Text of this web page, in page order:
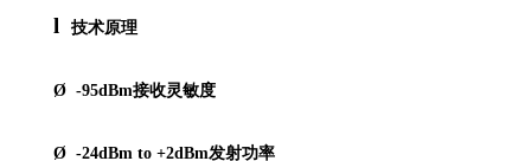
l 技术原理
Ø -95dBm接收灵敏度
Ø -24dBm to +2dBm发射功率